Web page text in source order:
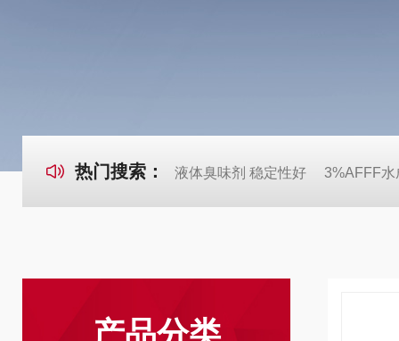
热门搜索： 液体臭味剂 稳定性好 3%AFFF水
产品分类